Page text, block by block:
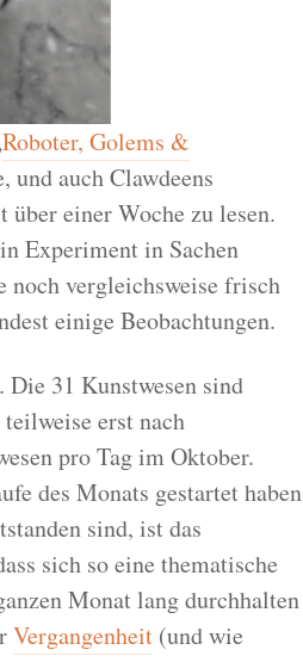
Roboter, Golems &
und auch Clawdeens
über einer Woche zu lesen.
Experiment in Sachen
vergleichsweise frisch
einige Beobachtungen.
31 Kunstwesen sind
erst nach
pro Tag im Oktober.
des Monats gestartet haben
sind, ist das
sich so eine thematische
Monat lang durchhalten
Vergangenheit(und wie